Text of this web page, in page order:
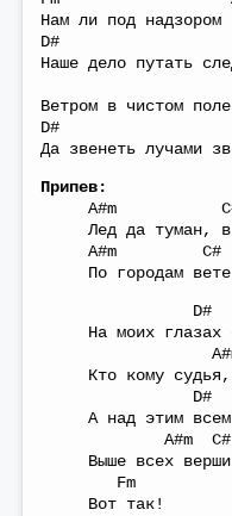
Нам ли под надзором
D#
Наше дело путать
Ветром в чистом
D#
Да звенеть лучами
Припев:
A#m
Лед да туман,
A#m C#
По городам
D#
На моих глазах
A#m
Кто кому судья,
А над этим всем,
A#m C#
Выше всех
Fm
Вот так!